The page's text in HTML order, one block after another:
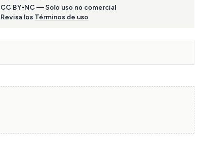
CC BY-NC — Solo uso no comercial
Revisa los Términos de uso